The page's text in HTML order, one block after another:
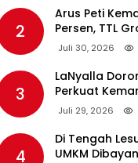
2
Arus Peti
Persen, TTL
Konektivitas
Juli 30, 2026
3
LaNyalla
Perkuat
Pertahanan
Juli 29, 2026
4
Di Tengah
UMKM